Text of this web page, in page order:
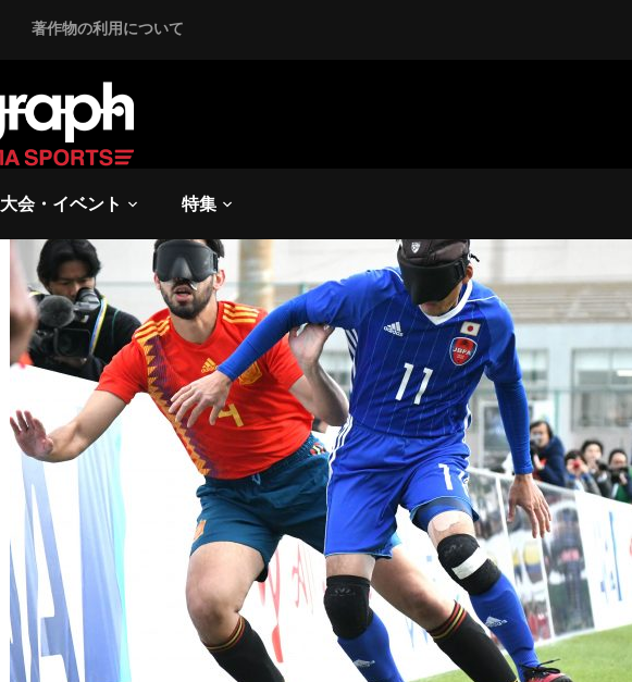
著作物の利用について
大会・イベント 特集
2019/3/24 日曜日 -ブラインドサッカー
【WGP2019】日本はメダルに届
決定戦でスペインに敗れる